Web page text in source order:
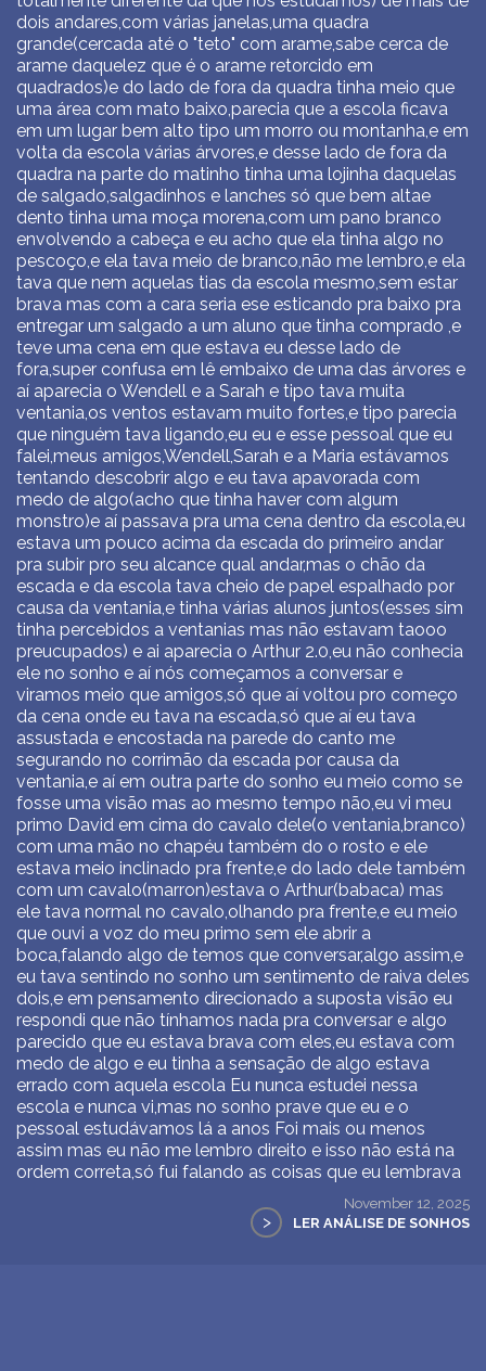
dois andares,com várias janelas,uma quadra
grande(cercada até o "teto" com arame,sabe cerca de
arame daquelez que é o arame retorcido em
quadrados)e do lado de fora da quadra tinha meio que
uma área com mato baixo,parecia que a escola ficava
em um lugar bem alto tipo um morro ou montanha,e em
volta da escola várias árvores,e desse lado de fora da
quadra na parte do matinho tinha uma lojinha daquelas
de salgado,salgadinhos e lanches só que bem altae
dento tinha uma moça morena,com um pano branco
envolvendo a cabeça e eu acho que ela tinha algo no
pescoço,e ela tava meio de branco,não me lembro,e ela
tava que nem aquelas tias da escola mesmo,sem estar
brava mas com a cara seria ese esticando pra baixo pra
entregar um salgado a um aluno que tinha comprado ,e
teve uma cena em que estava eu desse lado de
fora,super confusa em lê embaixo de uma das árvores e
aí aparecia o Wendell e a Sarah e tipo tava muita
ventania,os ventos estavam muito fortes,e tipo parecia
que ninguém tava ligando,eu eu e esse pessoal que eu
falei,meus amigos,Wendell,Sarah e a Maria estávamos
tentando descobrir algo e eu tava apavorada com
medo de algo(acho que tinha haver com algum
monstro)e aí passava pra uma cena dentro da escola,eu
estava um pouco acima da escada do primeiro andar
pra subir pro seu alcance qual andar,mas o chão da
escada e da escola tava cheio de papel espalhado por
causa da ventania,e tinha várias alunos juntos(esses sim
tinha percebidos a ventanias mas não estavam taooo
preucupados) e ai aparecia o Arthur 2.0,eu não conhecia
ele no sonho e aí nós começamos a conversar e
viramos meio que amigos,só que aí voltou pro começo
da cena onde eu tava na escada,só que aí eu tava
assustada e encostada na parede do canto me
segurando no corrimão da escada por causa da
ventania,e aí em outra parte do sonho eu meio como se
fosse uma visão mas ao mesmo tempo não,eu vi meu
primo David em cima do cavalo dele(o ventania,branco)
com uma mão no chapéu também do o rosto e ele
estava meio inclinado pra frente,e do lado dele também
com um cavalo(marron)estava o Arthur(babaca) mas
ele tava normal no cavalo,olhando pra frente,e eu meio
que ouvi a voz do meu primo sem ele abrir a
boca,falando algo de temos que conversar,algo assim,e
eu tava sentindo no sonho um sentimento de raiva deles
dois,e em pensamento direcionado a suposta visão eu
respondi que não tínhamos nada pra conversar e algo
parecido que eu estava brava com eles,eu estava com
medo de algo e eu tinha a sensação de algo estava
errado com aquela escola Eu nunca estudei nessa
escola e nunca vi,mas no sonho prave que eu e o
pessoal estudávamos lá a anos Foi mais ou menos
assim mas eu não me lembro direito e isso não está na
ordem correta,só fui falando as coisas que eu lembrava
November 12, 2025
> LER ANÁLISE DE SONHOS